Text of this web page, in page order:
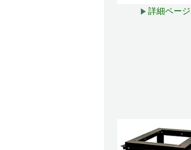
詳細ページ